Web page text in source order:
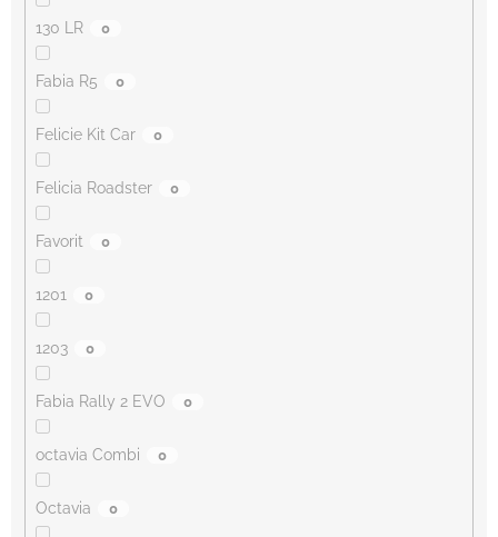
130 LR 0
Fabia R5 0
Felicie Kit Car 0
Felicia Roadster 0
Favorit 0
1201 0
1203 0
Fabia Rally 2 EVO 0
octavia Combi 0
Octavia 0